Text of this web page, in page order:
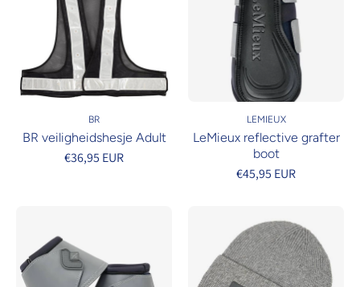
BR
BR veiligheidshesje Adult
€36,95 EUR
LEMIEUX
LeMieux reflective grafter
boot
€45,95 EUR